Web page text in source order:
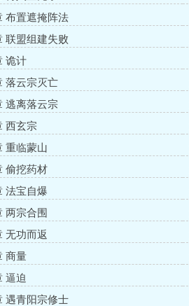
布置遮掩阵法
联盟组建失败
诡计
落云宗灭亡
逃离落云宗
西玄宗
重临蒙山
偷挖药材
法宝自爆
两宗合围
无功而返
商量
逼迫
遇青阳宗修士